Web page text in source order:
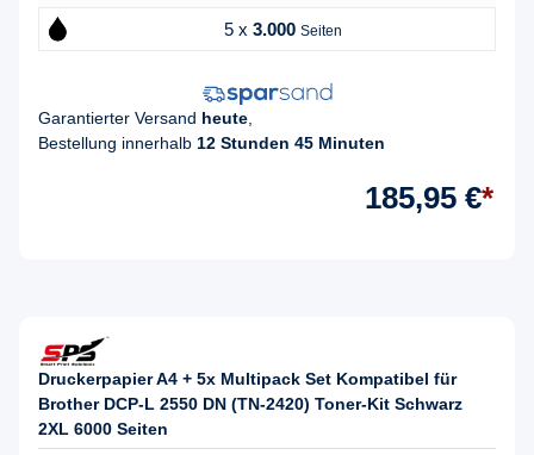
5 x 3.000 Seiten
Garantierter Versand heute
Bestellung innerhalb 12 Stunden 45 Minuten
185,95 €*
Druckerpapier A4 + 5x Multipack Set Kompatibel für
Brother DCP-L 2550 DN (TN-2420) Toner-Kit Schwarz
2XL 6000 Seiten